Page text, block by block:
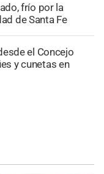
frío por la
de Santa Fe
el Concejo
y cunetas en